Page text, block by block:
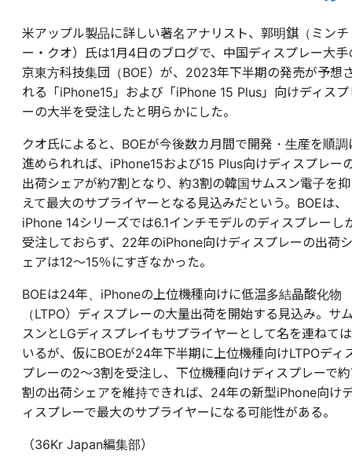
米アップル製品に詳しい著名アナリスト、郭明錤（ミンチ
ー・クオ）氏は1月4日のブログで、中国ディスプレー大手
京東方科技集団（BOE）が、2023年下半期の発売が予想
れる「iPhone15」および「iPhone 15 Plus」向けディスプ
ーの大半を受注したと明らかにした。
クオ氏によると、BOEが今後数カ月間で開発・生産を順調
進められれば、iPhone15および15 Plus向けディスプレー
出荷シェアが約7割となり、約3割の韓国サムスン電子を抑
えて最大のサプライヤーとなる見込みだという。BOEは、
iPhone 14シリーズでは6.1インチモデルのディスプレーし
受注しておらず、22年のiPhone向けディスプレーの出荷シ
ェアは12〜15％にすぎなかった。
BOEは24年、iPhoneの上位機種向けに低温多結晶酸化物
（LTPO）ディスプレーの大量出荷を開始する見込み。サ
スンとLGディスプレイもサプライヤーとして名を連ねては
いるが、仮にBOEが24年下半期に上位機種向けLTPOディ
プレーの2〜3割を受注し、下位機種向けディスプレーで
割の出荷シェアを維持できれば、24年の新型iPhone向け
ィスプレーで最大のサプライヤーになる可能性がある。
（36Kr Japan編集部）